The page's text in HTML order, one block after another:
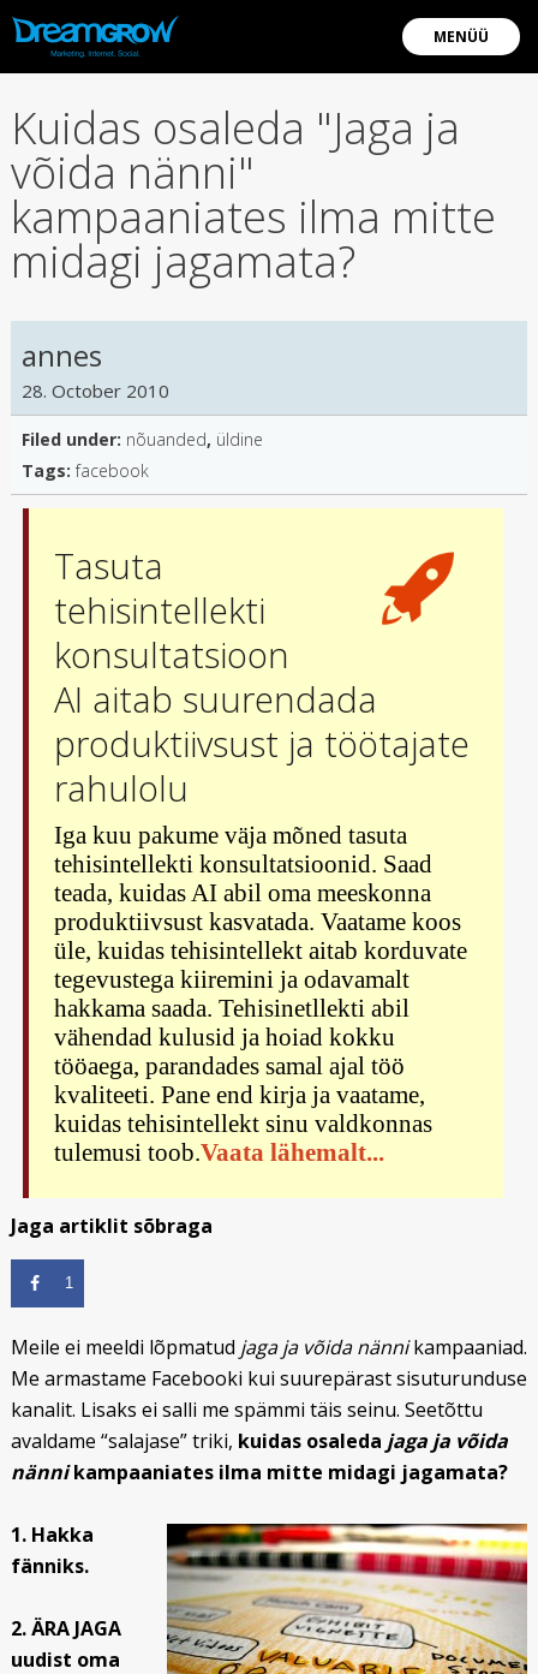
MENÜÜ
Kuidas osaleda "Jaga ja
võida nänni"
kampaaniates ilma mitte
midagi jagamata?
annes
28. October 2010
Filed under: nõuanded, üldine
Tags:facebook
Tasuta
tehisintellekti
konsultatsioon
AI aitab suurendada
produktiivsust ja töötajate
rahulolu
Iga kuu pakume väja mõned tasuta
tehisintellekti konsultatsioonid. Saad
teada, kuidas AI abil oma meeskonna
produktiivsust kasvatada. Vaatame koos
üle, kuidas tehisintellekt aitab korduvate
tegevustega kiiremini ja odavamalt
hakkama saada. Tehisinetllekti abil
vähendad kulusid ja hoiad kokku
tööaega, parandades samal ajal töö
kvaliteeti. Pane end kirja ja vaatame,
kuidas tehisintellekt sinu valdkonnas
tulemusi toob.Vaata lähemalt...
Jaga artiklit sõbraga
1
Meile ei meeldi lõpmatud jaga ja võida nännikampaaniad.
Me armastame Facebooki kui suurepärast sisuturunduse
kanalit. Lisaks ei salli me spämmi täis seinu. Seetõttu
avaldame “salajase” triki, kuidas osaleda jaga ja võida
nännikampaaniates ilma mitte midagi jagamata?
1. Hakka
fänniks.
2. ÄRA JAGA
uudist oma